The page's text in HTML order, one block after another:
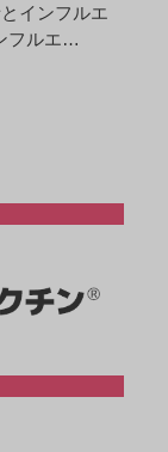
インフルエ
フルエ…